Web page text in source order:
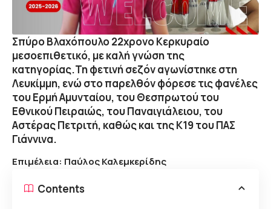
Σπύρο Βλαχόπουλο22χρονο Κερκυραίο
μεσοεπιθετικό, με καλή γνώση της
κατηγορίας.Τη φετινή σεζόν αγωνίστηκε στη
Λευκίμμη, ενώ στο παρελθόν φόρεσε τις φανέλες
του Ερμή Αμυνταίου, του Θεσπρωτού του
Εθνικού Πειραιώς, του Παναιγιάλειου, του
Αστέρας Πετριτή, καθώς και της Κ19 του ΠΑΣ
Γιάννινα.
Επιμέλεια: Παύλος Καλεμκερίδης
Contents